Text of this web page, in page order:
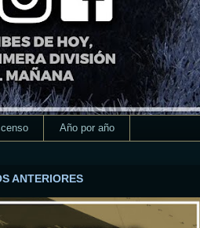
Año por año
ANTERIORES